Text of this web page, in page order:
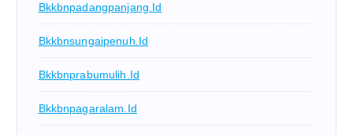
Bkkbnpadangpanjang.id
Bkkbnsungaipenuh.id
Bkkbnprabumulih.id
Bkkbnpagaralam.id